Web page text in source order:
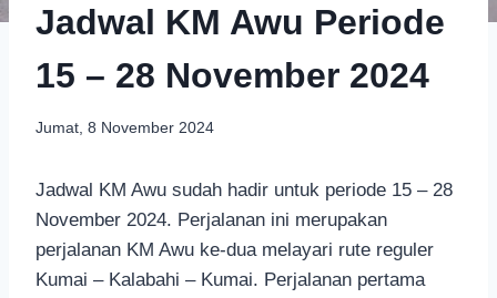
Jadwal KM Awu Periode
15 – 28 November 2024
Jumat, 8 November 2024
Jadwal KM Awu sudah hadir untuk periode 15 – 28
November 2024. Perjalanan ini merupakan
perjalanan KM Awu ke-dua melayari rute reguler
Kumai – Kalabahi – Kumai. Perjalanan pertama